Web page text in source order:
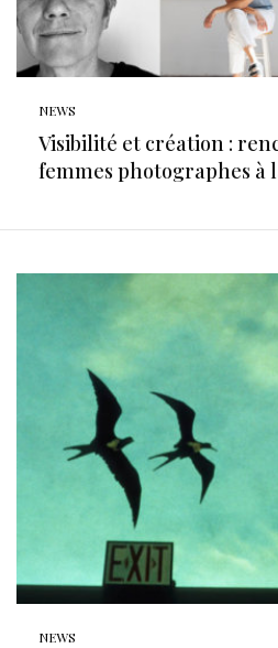
NEWS
Visibilité et création :
femmes photographes à
NEWS